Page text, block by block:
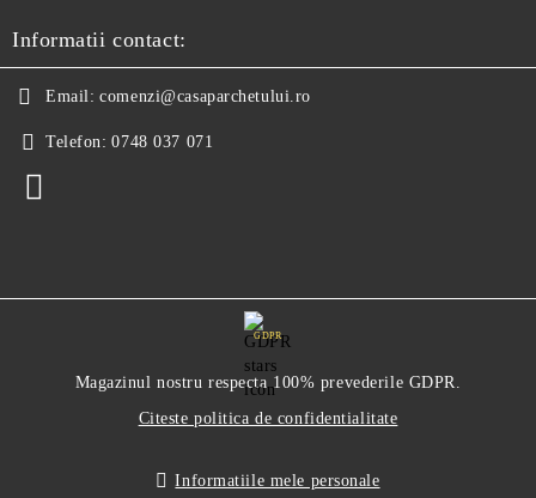
Informatii contact:
Email: comenzi@casaparchetului.ro
Telefon: 0748 037 071
GDPR
Magazinul nostru respecta 100% prevederile GDPR.
Citeste politica de confidentialitate
Informatiile mele personale